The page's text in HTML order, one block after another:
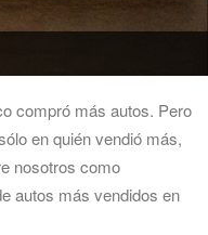
compró más autos. Pero
en quién vendió más,
nosotros como
autos más vendidos en